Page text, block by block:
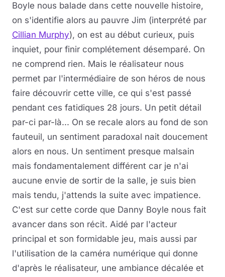
Boyle nous balade dans cette nouvelle histoire,
on s'identifie alors au pauvre Jim (interprété par
Cillian Murphy), on est au début curieux, puis
inquiet, pour finir complétement désemparé. On
ne comprend rien. Mais le réalisateur nous
permet par l'intermédiaire de son héros de nous
faire découvrir cette ville, ce qui s'est passé
pendant ces fatidiques 28 jours. Un petit détail
par-ci par-là... On se recale alors au fond de son
fauteuil, un sentiment paradoxal nait doucement
alors en nous. Un sentiment presque malsain
mais fondamentalement différent car je n'ai
aucune envie de sortir de la salle, je suis bien
mais tendu, j'attends la suite avec impatience.
C'est sur cette corde que Danny Boyle nous fait
avancer dans son récit. Aidé par l'acteur
principal et son formidable jeu, mais aussi par
l'utilisation de la caméra numérique qui donne
d'après le réalisateur, une ambiance décalée et